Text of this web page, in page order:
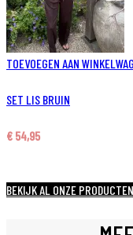
TOEVOEGEN AAN
SET LIS BRUIN
€ 54,95
BEKIJK AL ONZE PRODUCTEN